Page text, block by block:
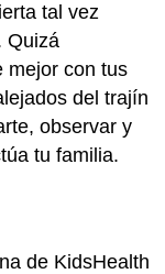
tal vez
Quizá
mejor con tus
del trajín
observar y
tu familia.
de KidsHealth